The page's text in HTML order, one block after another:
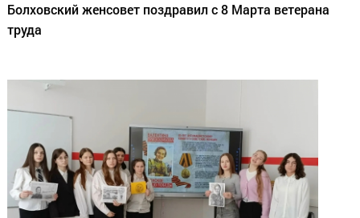
Болховский женсовет поздравил с 8 Марта ветерана
труда